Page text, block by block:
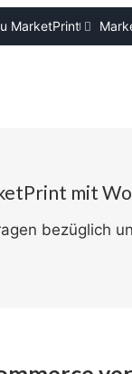
MarketPrint
mit
bezüglich